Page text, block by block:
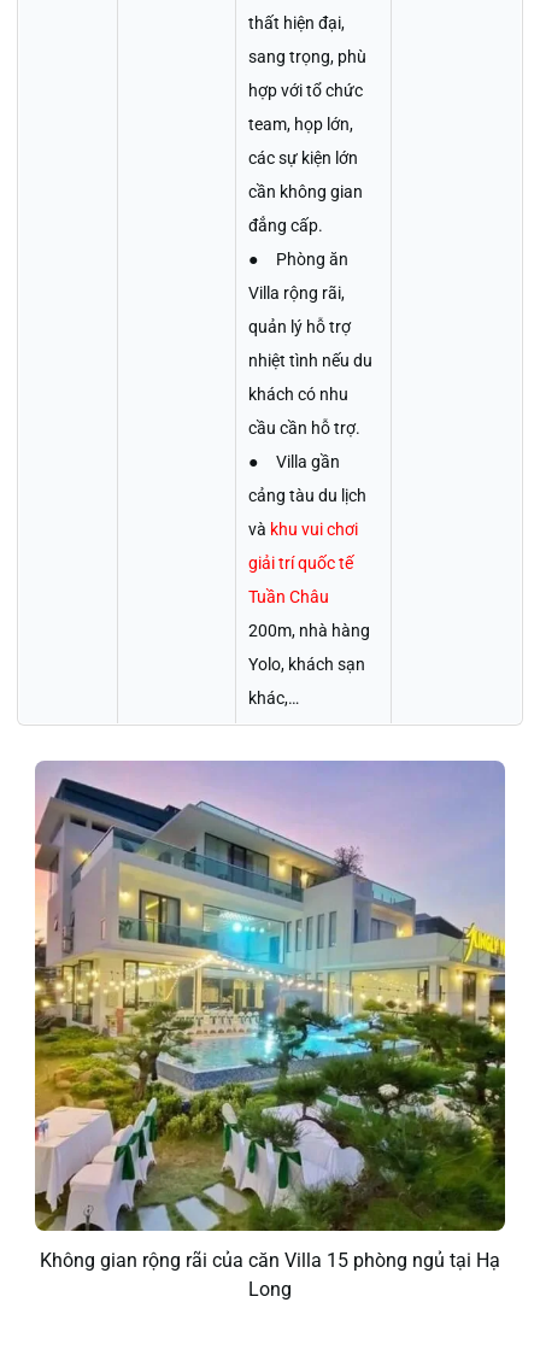
thất hiện đại,
sang trọng, phù
hợp với tổ chức
team, họp lớn,
các sự kiện lớn
cần không gian
đẳng cấp.
● Phòng ăn
Villa rộng rãi,
quản lý hỗ trợ
nhiệt tình nếu du
khách có nhu
cầu cần hỗ trợ.
● Villa gần
cảng tàu du lịch
và khu vui chơi
giải trí quốc tế
Tuần Châu
200m, nhà hàng
Yolo, khách sạn
khác,…
Không gian rộng rãi của căn Villa 15 phòng ngủ tại Hạ
Long